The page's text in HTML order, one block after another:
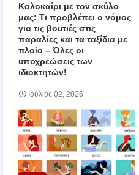
Καλοκαίρι με τον σκύλο
μας: Τι προβλέπει ο νόμος
για τις βουτιές στις
παραλίες και τα ταξίδια με
πλοίο – Όλες οι
υποχρεώσεις των
ιδιοκτητών!
Ιούλιος 02, 2026